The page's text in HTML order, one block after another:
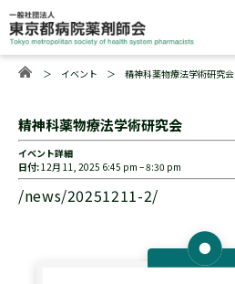
＞ イベント ＞ 精神科薬物療法学術研究会
精神科薬物療法学術研究会
イベント詳細
日付:12月 11, 2025 6:45 pm –8:30 pm
/news/20251211-2/